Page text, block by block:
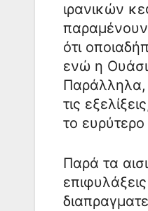
ιρανικών
ότι
ενώ η
Παράλληλα,
τις
το
Παρά τα